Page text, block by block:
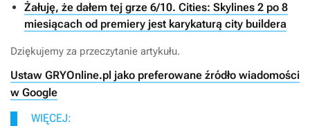
Żałuję, że dałem tej grze 6/10. Cities: Skylines 2 po 8
miesiącach od premiery jest karykaturą city buildera
Dziękujemy za przeczytanie artykułu.
Ustaw GRYOnline.pl jako preferowane źródło wiadomości
w Google
WIĘCEJ: